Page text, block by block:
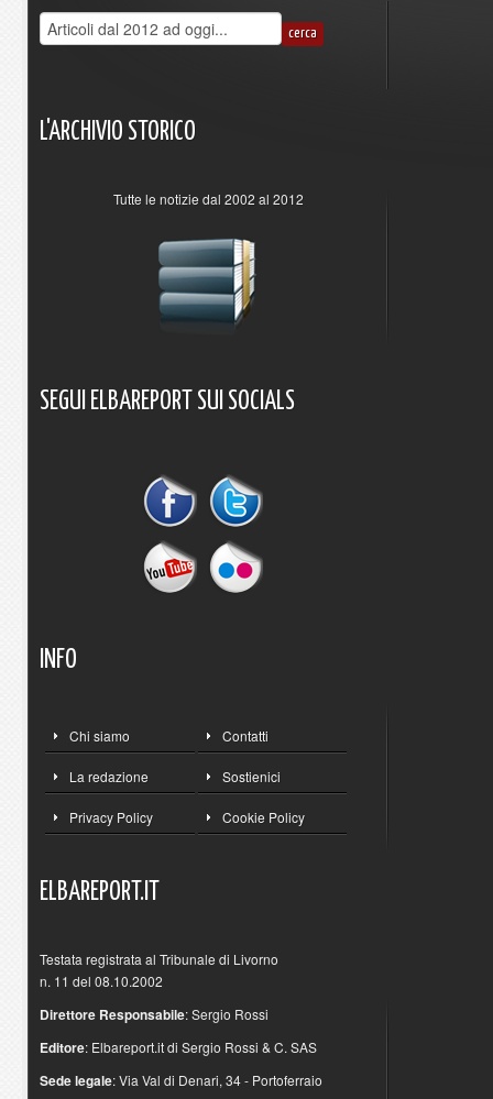
L'ARCHIVIO STORICO
Tutte le notizie dal 2002 al 2012
SEGUI ELBAREPORT SUI SOCIALS
INFO
Chi siamo Contatti
La redazione Sostienici
Privacy Policy Cookie Policy
ELBAREPORT.IT
Testata registrata al Tribunale di Livorno
n. 11 del 08.10.2002
Direttore Responsabile: Sergio Rossi
Editore: Elbareport.it di Sergio Rossi & C. SAS
Sede legale: Via Val di Denari, 34 - Portoferraio